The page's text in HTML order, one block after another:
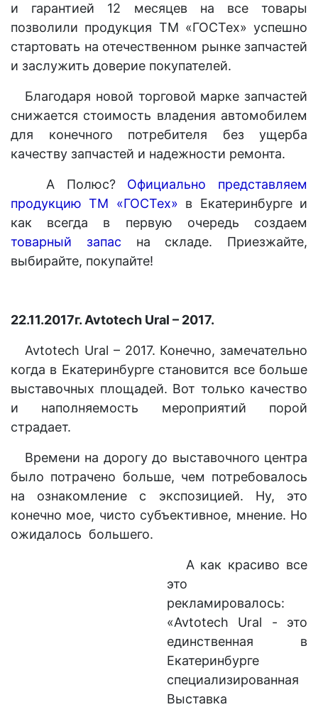
и гарантией 12 месяцев на все товары
позволили продукция ТМ «ГОСТех» успешно
стартовать на отечественном рынке запчастей
и заслужить доверие покупателей.
Благодаря новой торговой марке запчастей
снижается стоимость владения автомобилем
для конечного потребителя без ущерба
качеству запчастей и надежности ремонта.
А Полюс? Официально представляем
продукцию ТМ «ГОСТех» в Екатеринбурге и
как всегда в первую очередь создаем
товарный запас на складе. Приезжайте,
выбирайте, покупайте!
22.11.2017г. Avtotech Ural – 2017.
Avtotech Ural – 2017. Конечно, замечательно
когда в Екатеринбурге становится все больше
выставочных площадей. Вот только качество
и наполняемость мероприятий порой
страдает.
Времени на дорогу до выставочного центра
было потрачено больше, чем потребовалось
на ознакомление с экспозицией. Ну, это
конечно мое, чисто субъективное, мнение. Но
ожидалось большего.
А как красиво все
это
рекламировалось:
«Avtotech Ural - это
единственная в
Екатеринбурге
специализированная
Выставка